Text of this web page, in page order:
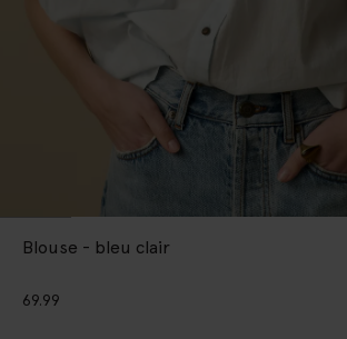
Blouse - bleu clair
69.99